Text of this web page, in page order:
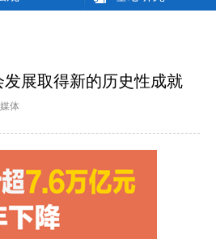
展取得新的历史性成就
体